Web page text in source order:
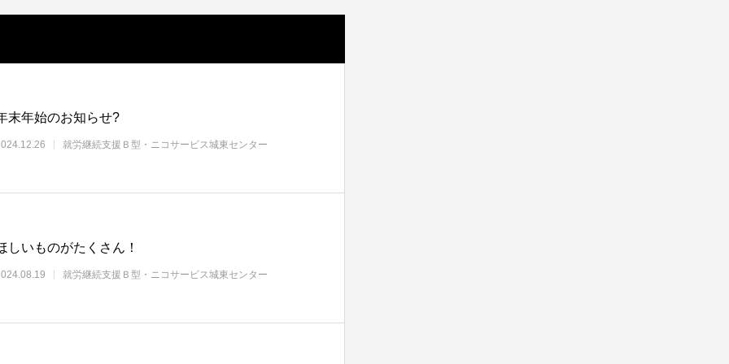
末年始のお知らせ?
就労継続支援Ｂ型・ニコサービス城東センター
しいものがたくさん！
就労継続支援Ｂ型・ニコサービス城東センター